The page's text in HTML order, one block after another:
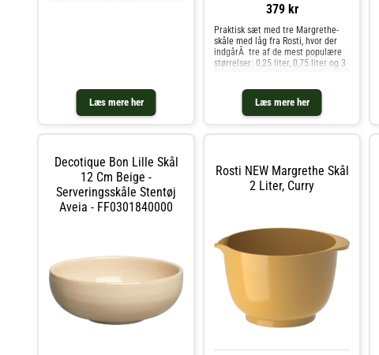
Læs mere her
379 kr
Læs mere her
Praktisk sæt med tre Margrethe-
skåle med låg fra Rosti, hvor der
indgårÂ tre af de mest populære
størrelser: 0,25 liter, 0,75 liter og 3
være dens mange gode egenskaber
såsom et godt
Decotique Bon Lille Skål
12 Cm Beige -
Serveringsskåle Stentøj
Aveia - FF0301840000
Rosti NEW Margrethe Skål
2 Liter, Curry